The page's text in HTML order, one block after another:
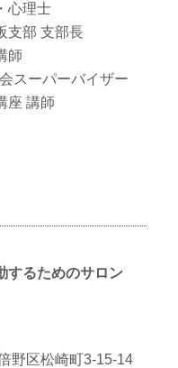
心理士
支部 支部長
師
スーパーバイザー
座 講師
するためのサロン
野区松崎町3-15-14